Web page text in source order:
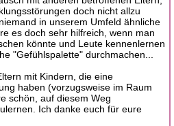
doch nicht allzu
in unserem Umfeld ähnliche
es doch sehr hilfreich, wenn man
könnte und Leute kennenlernen
"Gefühlspalette" durchmachen...
mit Kindern, die eine
haben (vorzugsweise im Raum
schön, auf diesem Weg
Ich danke euch für eure